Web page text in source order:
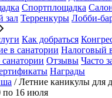
Спортплощадка
зал Терренкуры Лобби-
Как добраться
в санатории Налоговый
Отзывы Часто
Награды
/Летние каникулы для
по 16 июля